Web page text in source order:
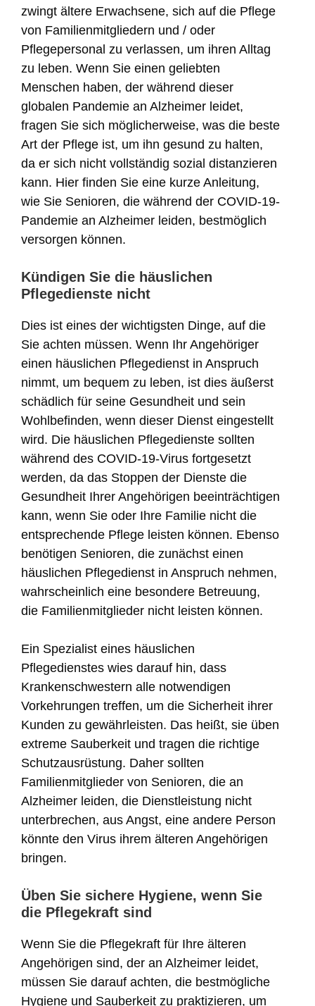
zwingt ältere Erwachsene, sich auf die Pflege
von Familienmitgliedern und / oder
Pflegepersonal zu verlassen, um ihren Alltag
zu leben. Wenn Sie einen geliebten
Menschen haben, der während dieser
globalen Pandemie an Alzheimer leidet,
fragen Sie sich möglicherweise, was die beste
Art der Pflege ist, um ihn gesund zu halten,
da er sich nicht vollständig sozial distanzieren
kann. Hier finden Sie eine kurze Anleitung,
wie Sie Senioren, die während der COVID-19-
Pandemie an Alzheimer leiden, bestmöglich
versorgen können.
Kündigen Sie die häuslichen
Pflegedienste nicht
Dies ist eines der wichtigsten Dinge, auf die
Sie achten müssen. Wenn Ihr Angehöriger
einen häuslichen Pflegedienst in Anspruch
nimmt, um bequem zu leben, ist dies äußerst
schädlich für seine Gesundheit und sein
Wohlbefinden, wenn dieser Dienst eingestellt
wird. Die häuslichen Pflegedienste sollten
während des COVID-19-Virus fortgesetzt
werden, da das Stoppen der Dienste die
Gesundheit Ihrer Angehörigen beeinträchtigen
kann, wenn Sie oder Ihre Familie nicht die
entsprechende Pflege leisten können. Ebenso
benötigen Senioren, die zunächst einen
häuslichen Pflegedienst in Anspruch nehmen,
wahrscheinlich eine besondere Betreuung,
die Familienmitglieder nicht leisten können.
Ein Spezialist eines häuslichen
Pflegedienstes wies darauf hin, dass
Krankenschwestern alle notwendigen
Vorkehrungen treffen, um die Sicherheit ihrer
Kunden zu gewährleisten. Das heißt, sie üben
extreme Sauberkeit und tragen die richtige
Schutzausrüstung. Daher sollten
Familienmitglieder von Senioren, die an
Alzheimer leiden, die Dienstleistung nicht
unterbrechen, aus Angst, eine andere Person
könnte den Virus ihrem älteren Angehörigen
bringen.
Üben Sie sichere Hygiene, wenn Sie
die Pflegekraft sind
Wenn Sie die Pflegekraft für Ihre älteren
Angehörigen sind, der an Alzheimer leidet,
müssen Sie darauf achten, die bestmögliche
Hygiene und Sauberkeit zu praktizieren, um